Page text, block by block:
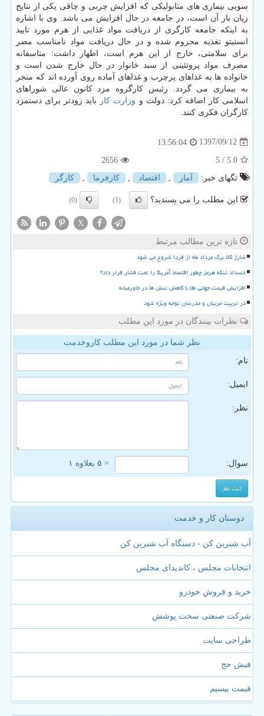
سویی بیماری های متابولیكی كه افزایش چربی و چاقی یكی از نتایج
زیان بار آن است، در جامعه در حال افزایش می باشد. وی با اشاره
به اینكه جامعه كارگری از دریافت مواد غذایی از هرم مورد تایید
انستیتو تغذیه محروم شده و در حال دریافت مواد نامناسب مضر
برای سلامتی، خارج از این هرم است، اظهار داشت: متاسفانه
مصرف مواد پروتئینی از سبد خانوار در حال خارج شدن است و
خانواده ها به غذاهای پرچرب و غذاهای آماده روی آورده اند كه منجر
به بیماری می گردد. رئیس كارگروه مزد كانون عالی شوراهای
اسلامی كار اضافه كرد: دولت و وزارت كار
باید زودتر برای دستمزد
كارگران فكری كنند.
1397/09/12
13:56:04
5.0
/ 5
2656
تگهای خبر:
آمار , اقتصاد , كارفرما , كارگر
این مطلب را می پسندید؟ (1)
(0)
X
تازه ترین مطالب مرتبط
شارژ کالا برگ مرداد ماه از فردا شروع می شود
انسداد تنگه هرمز چطور اقتصاد آمریکا را تحت فشار قرار داد؟
افزایش قیمت جهانی طلا با کاهش تنش ها در خاورمیانه
در تربیت مربیان و مدرسان توجه ویژه شود
نظرات بینندگان در مورد این مطلب
نظر شما در مورد این مطلب کاروخدمت
نام:
ایمیل:
نظر:
سوال: = ۵ بعلاوه ۱
دوستان کار و خدمت
آب شیرین کن - دستگاه آب شیرین کن
انتخابات مجلس ، کاندیدای مجلس
خرید و فروش خودرو
شرکت صنعتی سخت پوشش
طراحی سایت
فیش حج
قیمت بیسیم